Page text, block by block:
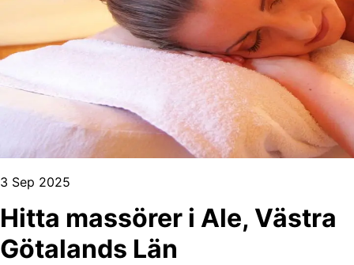
3 Sep 2025
Hitta massörer i Ale, Västra
Götalands Län